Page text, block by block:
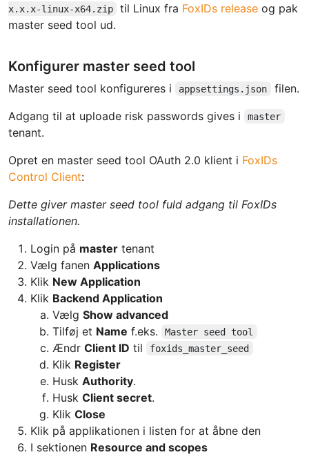
x.x.x-linux-x64.zip
til Linux fra FoxIDs release og pak
master seed tool ud.
Konfigurer master seed tool
Master seed tool konfigureres i appsettings.json
filen.
Adgang til at uploade risk passwords gives i
master
tenant.
Opret en master seed tool OAuth 2.0 klient i FoxIDs
Control Client:
Dette giver master seed tool fuld adgang til FoxIDs
installationen.
Login på master tenant
Vælg fanen Applications
Klik New Application
Klik Backend Application
Vælg Show advanced
Tilføj et Name f.eks. Master seed tool
Ændr Client ID til foxids_master_seed
Klik Register
Husk Authority.
Husk Client secret.
Klik Close
Klik på applikationen i listen for at åbne den
I sektionen Resource and scopes